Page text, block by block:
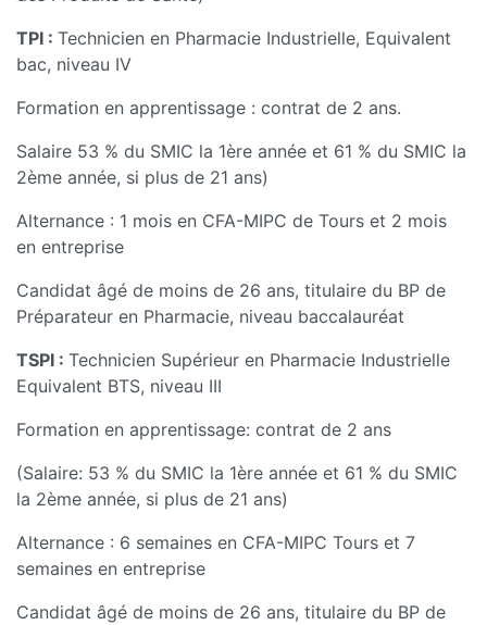
TPI : Technicien en Pharmacie Industrielle, Equivalent
bac, niveau IV
Formation en apprentissage : contrat de 2 ans.
Salaire 53 % du SMIC la 1ère année et 61 % du SMIC la
2ème année, si plus de 21 ans)
Alternance : 1 mois en CFA-MIPC de Tours et 2 mois
en entreprise
Candidat âgé de moins de 26 ans, titulaire du BP de
Préparateur en Pharmacie, niveau baccalauréat
TSPI : Technicien Supérieur en Pharmacie Industrielle
Equivalent BTS, niveau III
Formation en apprentissage: contrat de 2 ans
(Salaire: 53 % du SMIC la 1ère année et 61 % du SMIC
la 2ème année, si plus de 21 ans)
Alternance : 6 semaines en CFA-MIPC Tours et 7
semaines en entreprise
Candidat âgé de moins de 26 ans, titulaire du BP de